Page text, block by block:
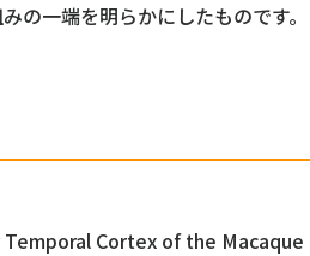
の一端を明らかにしたものです
Cortex of the Macaque